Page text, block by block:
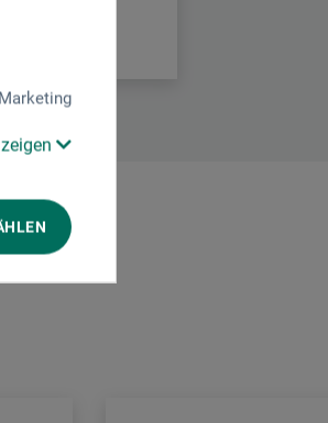
Marketing